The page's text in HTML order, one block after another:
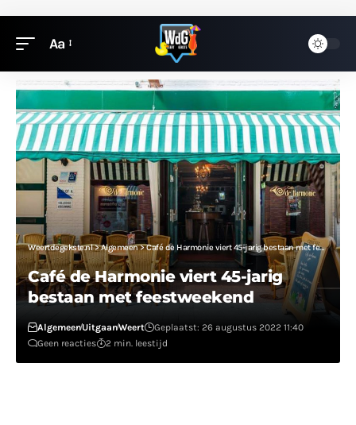
Aa
Weertdegekste.nl>Algemeen>Café de Harmonie viert 45-jarig bestaan met feestweekend
Café de Harmonie viert 45-jarig
bestaan met feestweekend
AlgemeenUitgaanWeert
Geplaatst: 26 augustus 2022 11:40
Geen reacties
2 min. leestijd